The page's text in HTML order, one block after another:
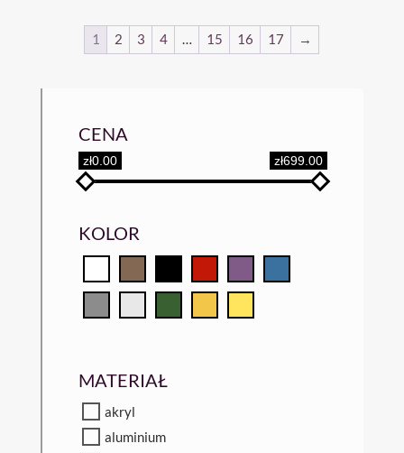
1 2 3 4 … 15 16 17 →
CENA
zł0.00 zł699.00
KOLOR
MATERIAŁ
akryl
aluminium